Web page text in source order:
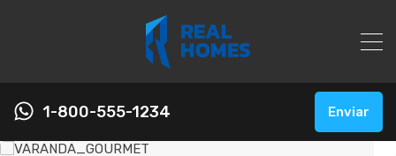
1-800-555-1234 Enviar